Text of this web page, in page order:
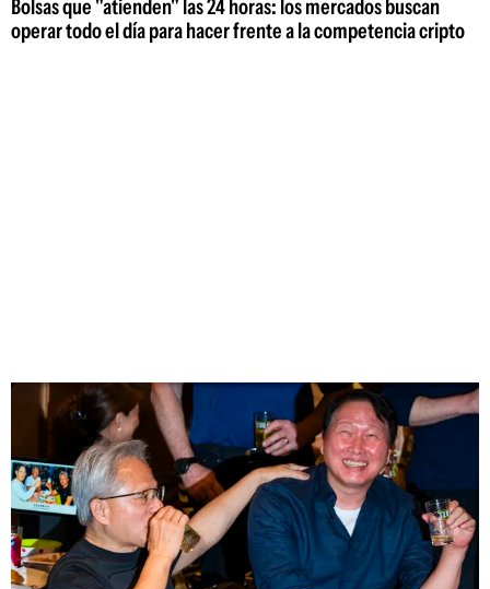
Bolsas que "atienden" las 24 horas: los mercados buscan
operar todo el día para hacer frente a la competencia cripto